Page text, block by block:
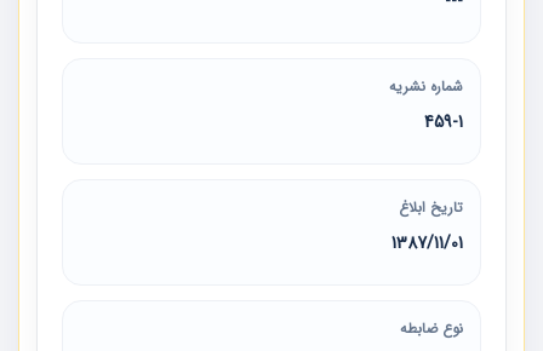
شماره نشریه
459-1
تاریخ ابلاغ
1387/11/01
نوع ضابطه